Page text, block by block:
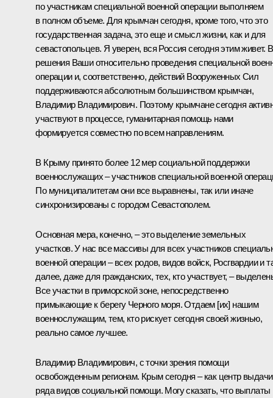
по участникам специальной военной операции выполняем
в полном объеме. Для крымчан сегодня, кроме того, что это
государственная задача, это еще и смысл жизни, как и для
севастопольцев. Я уверен, вся Россия сегодня этим живет.
решения Ваши относительно проведения специальной
операции и, соответственно, действий Вооруженных Сил
поддерживаются абсолютным большинством крымчан,
Владимир Владимирович. Поэтому крымчане сегодня
участвуют в процессе, гуманитарная помощь нами
формируется совместно по всем направлениям.
В Крыму принято более 12 мер социальной поддержки
военнослужащих – участников специальной военной
По муниципалитетам они все выравнены, так или иначе
синхронизированы с городом Севастополем.
Основная мера, конечно, – это выделение земельных
участков. У нас все массивы для всех участников
военной операции – всех родов, видов войск, Росгвардии и
далее, даже для гражданских, тех, кто участвует, –
Все участки в приморской зоне, непосредственно
примыкающие к берегу Черного моря. Отдаем [их] нашим
военнослужащим, тем, кто рискует сегодня своей жизнью,
реально самое лучшее.
Владимир Владимирович, с точки зрения помощи
освобожденным регионам. Крым сегодня – как центр выдачи
ряда видов социальной помощи. Могу сказать, что выплаты